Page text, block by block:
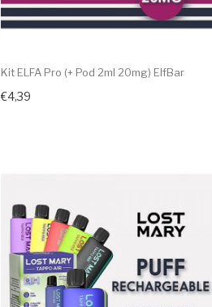
Kit ELFA Pro (+ Pod 2ml 20mg) ElfBar
€4,39